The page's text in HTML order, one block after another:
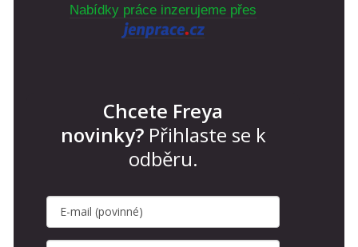
Nabídky práce inzerujeme přes
Chcete Freya
novinky? Přihlaste se k
odběru.